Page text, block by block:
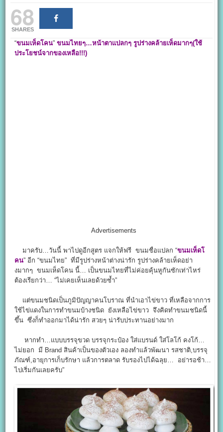
68
SHARES
“ขนมเห็ดโคน”ขนมไทยๆ…หน้าตาแปลกๆ รูปร่างคล้ายเห็ดมากๆ(ใช้
ประโยชน์จากของเหลือ!!!)
Advertisements
มาครับ…วันนี้ พาไปดูอีกสูตร แจกให้ฟรี ขนมชื่อแปลก “ขนมเห็ดโ
คน” อีก “ขนมไทย” ที่มีรูปร่างหน้าต่างน่ารัก รูปร่างคล้ายเห็ดอย่า
งมากๆ ขนมเห็ดโคน นี้… เป็นขนมไทยที่ไม่ค่อยคุ้นหูกันซักเท่าไหร่
ต้องเรียกว่า… “ไม่เคยเห็นเลยด้วยซ้ำ”
แต่ขนมชนิดเป็นภูมิปัญญาคนโบราณ ที่นำเอาไข่ขาว ที่เหลือจากการ
ใช้ไข่แดงในการทำขนมบ้างชนิด ยังเหลือไข่ขาว จึงคิดทำขนมชนิดนี้
ขึ้น ซึ่งก็ทำออกมาได้น่ารัก สวยๆ น่ารับประทานอย่างมาก
หากทำ…แบบบรรจุขวด บรรจุกระป๋อง ใส่แบรนด์ ใส่โลโก้ คงโก้…
ไม่ยอก มี Brand สินค้าเป็นของตัวเอง ลองทำแล้วพัฒนา รสชาติ,บรรจุ
ภัณฑ์,อายุการเก็บรักษา แล้วการตลาด รับรองไปได้ฉลุย… อย่ารอช้า…
ไปเริ่มกันเลยครับ”